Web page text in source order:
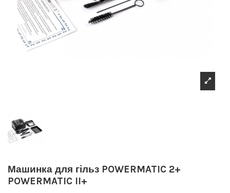
Машинка для гільз POWERMATIC 2+
POWERMATIC II+